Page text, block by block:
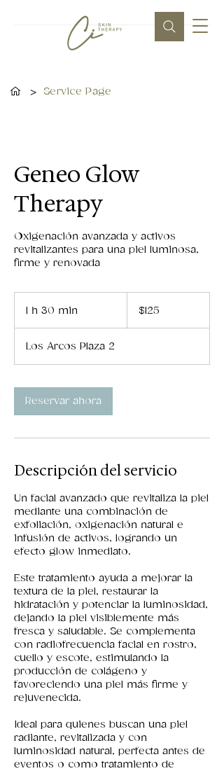
> Service Page
Geneo Glow
Therapy
Oxigenación avanzada y activos
revitalizantes para una piel luminosa,
firme y renovada
1 h 30 min
0
i
n
estadounidenses
$125
Los Arcos Plaza 2
Reservar ahora
Descripción del servicio
Un facial avanzado que revitaliza la piel
mediante una combinación de
exfoliación, oxigenación natural e
infusión de activos, logrando un
efecto glow inmediato.
Este tratamiento ayuda a mejorar la
textura de la piel, restaurar la
hidratación y potenciar la luminosidad,
dejando la piel visiblemente más
fresca y saludable. Se complementa
con radiofrecuencia facial en rostro,
cuello y escote, estimulando la
producción de colágeno y
favoreciendo una piel más firme y
rejuvenecida.
Ideal para quienes buscan una piel
radiante, revitalizada y con
luminosidad natural, perfecta antes de
eventos o como tratamiento de